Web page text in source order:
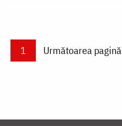
PaginareCurrent page
1 Next page
Următoarea pagină